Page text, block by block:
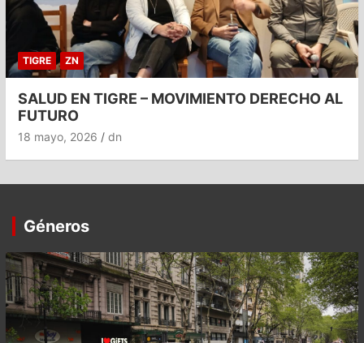
TIGRE ZN
SALUD EN TIGRE – MOVIMIENTO DERECHO AL
FUTURO
18 mayo, 2026 dn
Géneros